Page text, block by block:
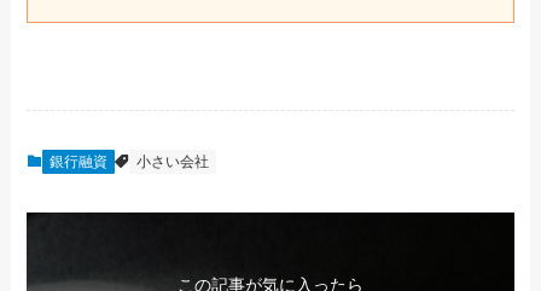
銀行融資 小さい会社
この記事が気に入ったら